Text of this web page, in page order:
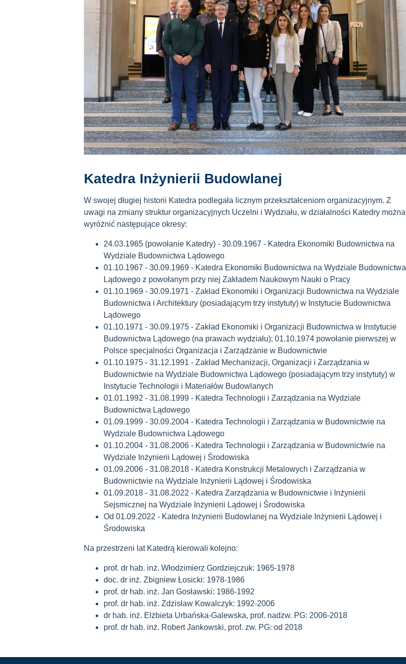
Katedra Inżynierii Budowlanej
W swojej długiej historii Katedra podlegała licznym przekształceniom organizacyjnym. Z
uwagi na zmiany struktur organizacyjnych Uczelni i Wydziału, w działalności Katedry można
wyróżnić następujące okresy:
24.03.1965 (powołanie Katedry) - 30.09.1967 - Katedra Ekonomiki Budownictwa na
Wydziale Budownictwa Lądowego
01.10.1967 - 30.09.1969 - Katedra Ekonomiki Budownictwa na Wydziale Budownictwa
Lądowego z powołanym przy niej Zakładem Naukowym Nauki o Pracy
01.10.1969 - 30.09.1971 - Zakład Ekonomiki i Organizacji Budownictwa na Wydziale
Budownictwa i Architektury (posiadającym trzy instytuty) w Instytucie Budownictwa
Lądowego
01.10.1971 - 30.09.1975 - Zakład Ekonomiki i Organizacji Budownictwa w Instytucie
Budownictwa Lądowego (na prawach wydziału); 01.10.1974 powołanie pierwszej w
Polsce specjalności Organizacja i Zarządzanie w Budownictwie
01.10.1975 - 31.12.1991 - Zakład Mechanizacji, Organizacji i Zarządzania w
Budownictwie na Wydziale Budownictwa Lądowego (posiadającym trzy instytuty) w
Instytucie Technologii i Materiałów Budowlanych
01.01.1992 - 31.08.1999 - Katedra Technologii i Zarządzania na Wydziale
Budownictwa Lądowego
01.09.1999 - 30.09.2004 - Katedra Technologii i Zarządzania w Budownictwie na
Wydziale Budownictwa Lądowego
01.10.2004 - 31.08.2006 - Katedra Technologii i Zarządzania w Budownictwie na
Wydziale Inżynierii Lądowej i Środowiska
01.09.2006 - 31.08.2018 - Katedra Konstrukcji Metalowych i Zarządzania w
Budownictwie na Wydziale Inżynierii Lądowej i Środowiska
01.09.2018 - 31.08.2022 - Katedra Zarządzania w Budownictwie i Inżynierii
Sejsmicznej na Wydziale Inżynierii Lądowej i Środowiska
Od 01.09.2022 - Katedra Inżynierii Budowlanej na Wydziale Inżynierii Lądowej i
Środowiska
Na przestrzeni lat Katedrą kierowali kolejno:
prof. dr hab. inż. Włodzimierz Gordziejczuk: 1965-1978
doc. dr inż. Zbigniew Łosicki: 1978-1986
prof. dr hab. inż. Jan Gosławski: 1986-1992
prof. dr hab. inż. Zdzisław Kowalczyk: 1992-2006
dr hab. inż. Elżbieta Urbańska-Galewska, prof. nadzw. PG: 2006-2018
prof. dr hab. inż. Robert Jankowski, prof. zw. PG: od 2018